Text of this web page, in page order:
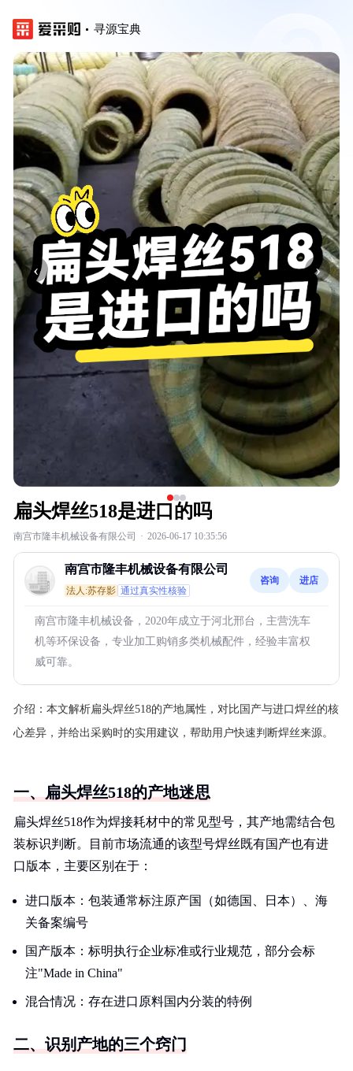
寻源宝典
‹ ›
扁头焊丝518是进口的吗
南宫市隆丰机械设备有限公司 · 2026-06-17 10:35:56
南宫市隆丰机械设备有限公司
法人:苏存影 通过真实性核验
咨询 进店
南宫市隆丰机械设备，2020年成立于河北邢台，主营洗车
机等环保设备，专业加工购销多类机械配件，经验丰富权
威可靠。
介绍： 本文解析扁头焊丝518的产地属性，对比国产与进口焊丝的核
心差异，并给出采购时的实用建议，帮助用户快速判断焊丝来源。
一、扁头焊丝518的产地迷思
扁头焊丝518作为焊接耗材中的常见型号，其产地需结合包
装标识判断。目前市场流通的该型号焊丝既有国产也有进
口版本，主要区别在于：
进口版本：包装通常标注原产国（如德国、日本）、海
关备案编号
国产版本：标明执行企业标准或行业规范，部分会标
注"Made in China"
混合情况：存在进口原料国内分装的特例
二、识别产地的三个窍门